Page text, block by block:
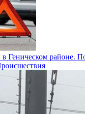
Геническом районе.